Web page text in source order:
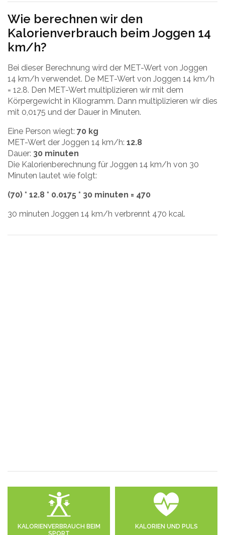
Wie berechnen wir den
Kalorienverbrauch beim Joggen 14
km/h?
Bei dieser Berechnung wird der MET-Wert von Joggen
14 km/h verwendet. De MET-Wert von Joggen 14 km/h
= 12.8. Den MET-Wert multiplizieren wir mit dem
Körpergewicht in Kilogramm. Dann multiplizieren wir dies
mit 0,0175 und der Dauer in Minuten.
Eine Person wiegt: 70 kg
MET-Wert der Joggen 14 km/h: 12.8
Dauer: 30 minuten
Die Kalorienberechnung für Joggen 14 km/h von 30
Minuten lautet wie folgt:
(70) * 12.8 * 0.0175 * 30 minuten = 470
30 minuten Joggen 14 km/h verbrennt 470 kcal.
KALORIENVERBRAUCH BEIM
SPORT
KALORIEN UND PULS